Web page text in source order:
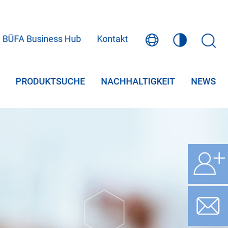
BÜFA Business Hub Kontakt
PRODUKTSUCHE NACHHALTIGKEIT NEWS